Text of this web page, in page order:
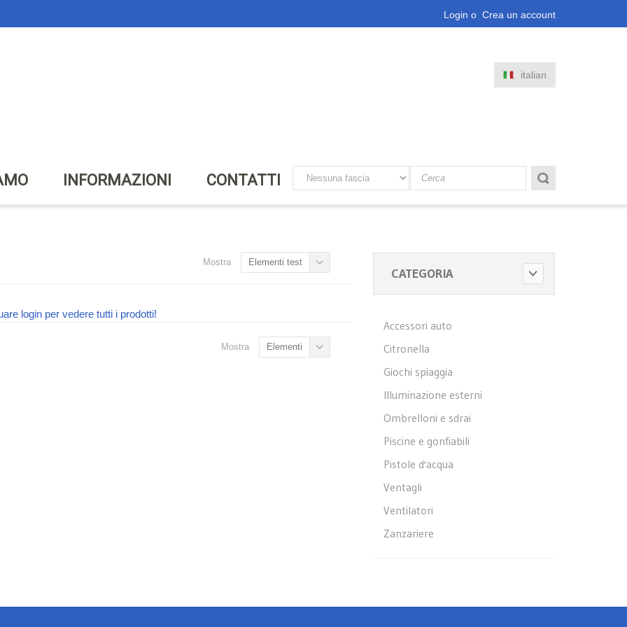
Login o Crea un account
italian
INFORMAZIONI CONTATTI
Mostra Elementi test
login per vedere tutti i prodotti!
Mostra Elementi
CATEGORIA
Accessori auto
Citronella
Giochi spiaggia
Illuminazione esterni
Ombrelloni e sdrai
Piscine e gonfiabili
Pistole d'acqua
Ventagli
Ventilatori
Zanzariere